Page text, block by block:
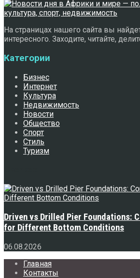
На страницах нашего сайта вы
интересного. Заходите, читайте,
Категории
Бизнес
Интернет
Культура
Недвижимость
Новости
Общество
Спорт
Стиль
Туризм
Driven vs Drilled Pier Foundations:
for Different Bottom Conditions
06.08.2026
Главная
Контакты